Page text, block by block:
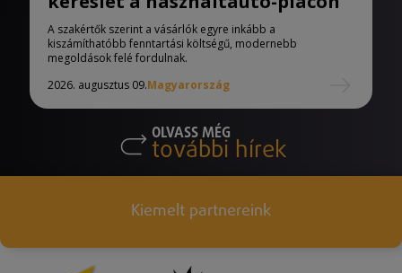
A szakértők szerint a vásárlók egyre inkább a
kiszámíthatóbb fenntartási költségű, modernebb
megoldások felé fordulnak.
2026. augusztus 09.Magyarország
OLVASS MÉG
további hírek
Kiemelt partnereink